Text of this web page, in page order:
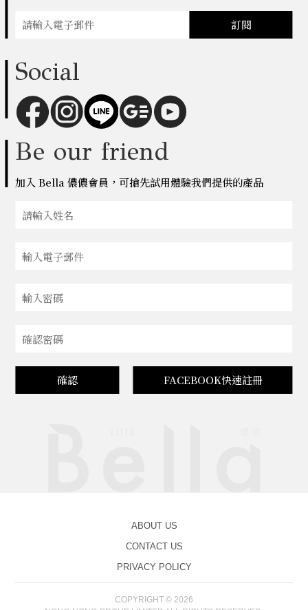
訂閱
Social
Be our friend
加入 Bella 儂儂會員，可搶先試用體驗我們提供的產品
確認 FACEBOOK快速註冊
ABOUT US
CONTACT US
PRIVACY POLICY
COPYRIGHT © 2026